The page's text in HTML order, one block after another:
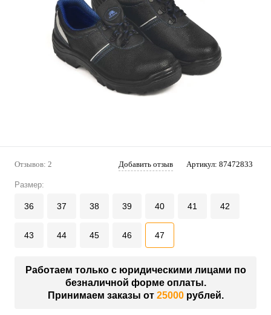
Отзывов: 2 Добавить отзыв Артикул: 87472833
Размер:
36 37 38 39 40 41 42
43 44 45 46 47
Работаем только с юридическими лицами по
безналичной форме оплаты.
Принимаем заказы от 25000рублей.